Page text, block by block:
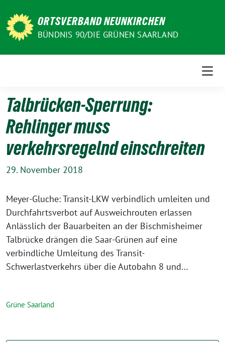
zum
Inhalt
ORTSVERBAND NEUNKIRCHEN
BÜNDNIS 90/DIE GRÜNEN SAARLAND
Talbrücken-Sperrung:
Rehlinger muss
verkehrsregelnd einschreiten
29. November 2018
Meyer-Gluche: Transit-LKW verbindlich umleiten und
Durchfahrtsverbot auf Ausweichrouten erlassen
Anlässlich der Bauarbeiten an der Bischmisheimer
Talbrücke drängen die Saar-Grünen auf eine
verbindliche Umleitung des Transit-
Schwerlastverkehrs über die Autobahn 8 und…
Grüne Saarland